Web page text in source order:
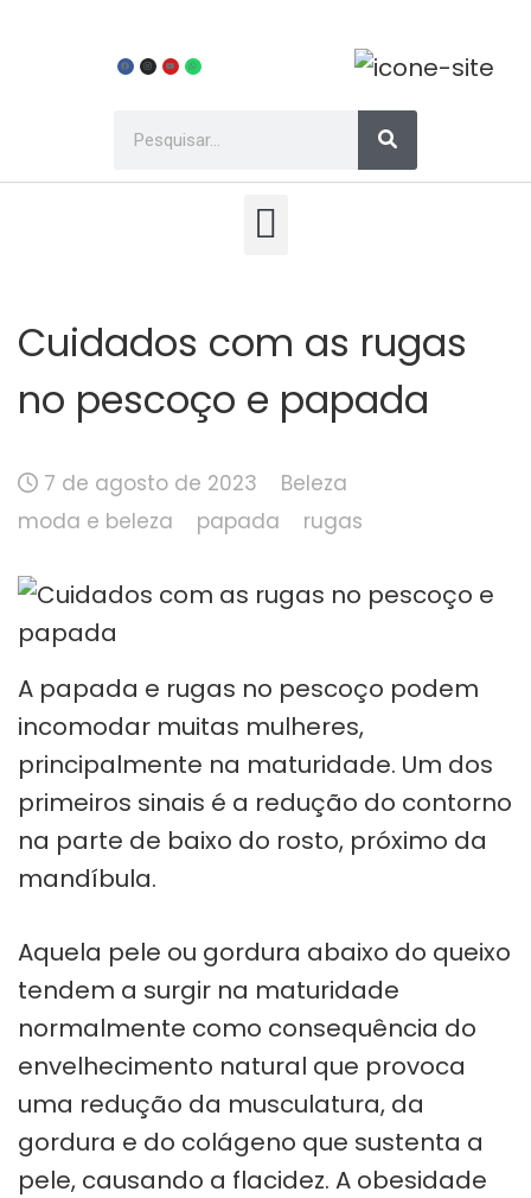
Cuidados com as rugas
no pescoço e papada
7 de agosto de 2023
Beleza
moda e beleza
papada rugas
A papada e rugas no pescoço podem
incomodar muitas mulheres,
principalmente na maturidade. Um dos
primeiros sinais é a redução do contorno
na parte de baixo do rosto, próximo da
mandíbula.
Aquela pele ou gordura abaixo do queixo
tendem a surgir na maturidade
normalmente como consequência do
envelhecimento natural que provoca
uma redução da musculatura, da
gordura e do colágeno que sustenta a
pele, causando a flacidez. A obesidade